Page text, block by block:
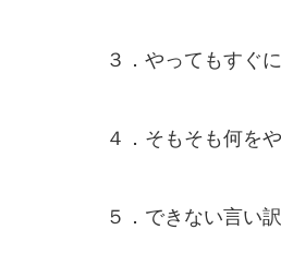
３．やってもすぐ
４．そもそも何を
５．できない言い